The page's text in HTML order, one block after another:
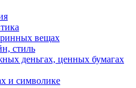
вещах
стиль
деньгах, ценных бумагах
и символике